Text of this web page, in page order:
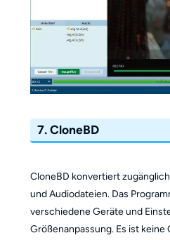
7. CloneBD
CloneBD konvertiert
und Audiodateien. Das
verschiedene Geräte und
Größenanpassung. Es ist